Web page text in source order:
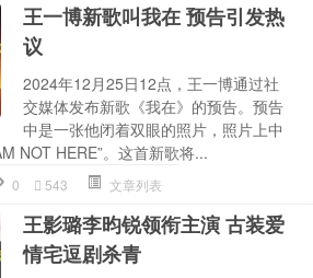
王一博新歌叫我在 预告引发热
议
2024年12月25日12点，王一博通过社
交媒体发布新歌《我在》的预告。预告
中是一张他闭着双眼的照片，照片上中
NOT HERE”。这首新歌将...
0 543 文章列表
王影璐李昀锐领衔主演 古装爱
情宅逗剧杀青